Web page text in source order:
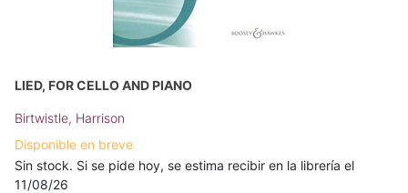
LIED, FOR CELLO AND PIANO
Birtwistle, Harrison
Disponible en breve
Sin stock. Si se pide hoy, se estima recibir en la librería el
11/08/26